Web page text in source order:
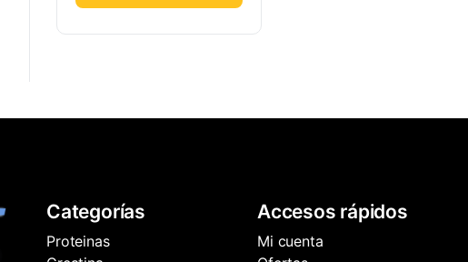
Categorías
Proteinas
Accesos rápidos
Mi cuenta